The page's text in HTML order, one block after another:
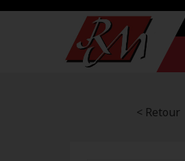
< Retour